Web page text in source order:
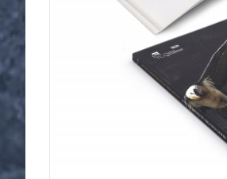
página
de
producto